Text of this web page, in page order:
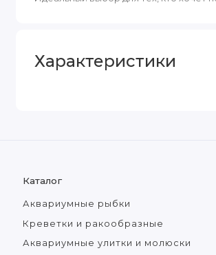
Характеристики
Каталог
Аквариумные рыбки
Креветки и ракообразные
Аквариумные улитки и молюски